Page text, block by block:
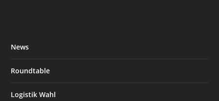
News
Roundtable
Logistik Wahl